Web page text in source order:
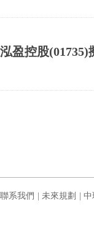
泓盈控股
聯系我們 未來規劃 中